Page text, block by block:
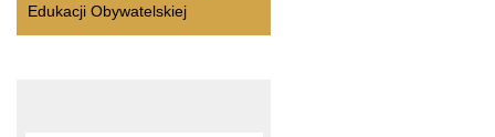
Edukacji Obywatelskiej